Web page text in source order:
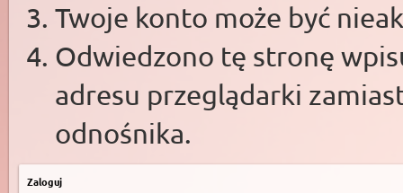
Twoje konto może być
Odwiedzono tę stronę
adresu przeglądarki
odnośnika.
Zaloguj